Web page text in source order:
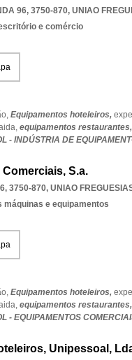
96, 3750-870, UNIAO
e comércio
Equipamentos hoteleiros,
equipamentos restaurantes,
- INDÚSTRIA DE
S.a.
3750-870, UNIAO
e equipamentos
Equipamentos hoteleiros,
equipamentos restaurantes,
- EQUIPAMENTOS
Unipessoal,